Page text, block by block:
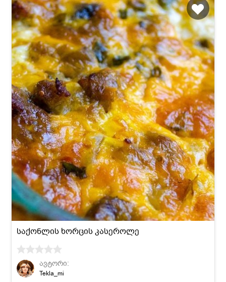
საქონლის ხორცის კასეროლე
ავტორი:
Tekla_mi